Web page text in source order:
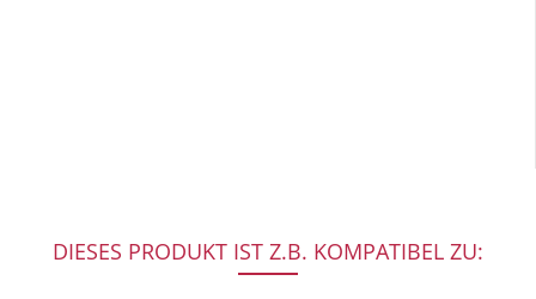
DIESES PRODUKT IST Z.B. KOMPATIBEL ZU: